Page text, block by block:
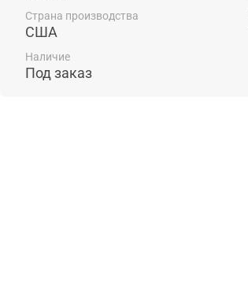
Страна производства
США
Наличие
Под заказ